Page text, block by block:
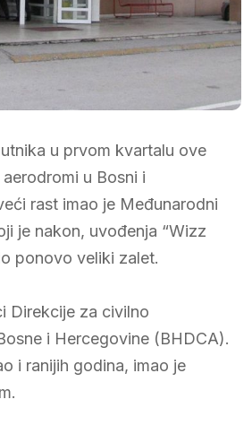
u prvom kvartalu ove
u Bosni i
rast imao je Međunarodni
je nakon, uvođenja “Wizz
ponovo veliki zalet.
Direkcije za civilno
i Hercegovine (BHDCA).
i ranijih godina, imao je